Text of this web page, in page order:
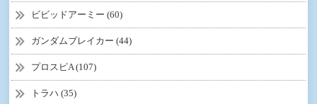
ビビッドアーミー (60)
ガンダムブレイカー (44)
プロスピA (107)
トラハ (35)